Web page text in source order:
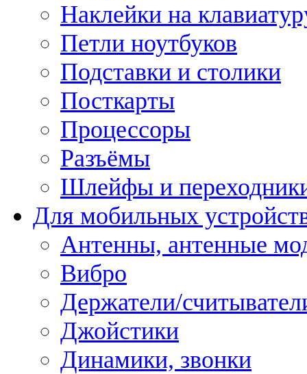
Наклейки на
Петли ноутбуков
Подставки и столики
Посткарты
Процессоры
Разъёмы
Шлейфы и
Для мобильных
Антенны, антенные
Вибро
Держатели/
Джойстики
Динамики, звонки